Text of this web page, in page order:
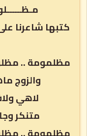
كتبها شاعرنا
مظلمومة ..
والزوج
لاهي
متنكر